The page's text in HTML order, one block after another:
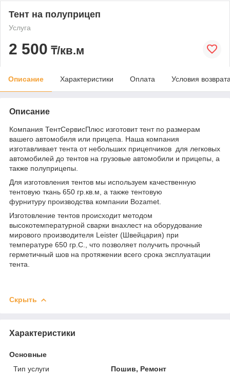
Тент на полуприцеп
Услуга
2 500 ₸/кв.м
Описание Характеристики Оплата Условия
Описание
Компания ТентСервисПлюс изготовит тент по размерам
вашего автомобиля или прицепа. Наша компания
изготавливает тента от небольших прицепчиков для легковых
автомобилей до тентов на грузовые автомобили и прицепы, а
также полуприцепы.
Для изготовления тентов мы используем качественную
тентовую ткань 650 гр.кв.м, а также тентовую
фурнитуру производства компании Bozamet.
Изготовление тентов происходит методом
высокотемпературной сварки внахлест на оборудование
мирового производителя Leister (Швейцария) при
температуре 650 гр.С., что позволяет получить прочный
герметичный шов на протяжении всего срока эксплуатации
тента.
Скрыть
Характеристики
Основные
Тип услуги
Пошив, Ремонт